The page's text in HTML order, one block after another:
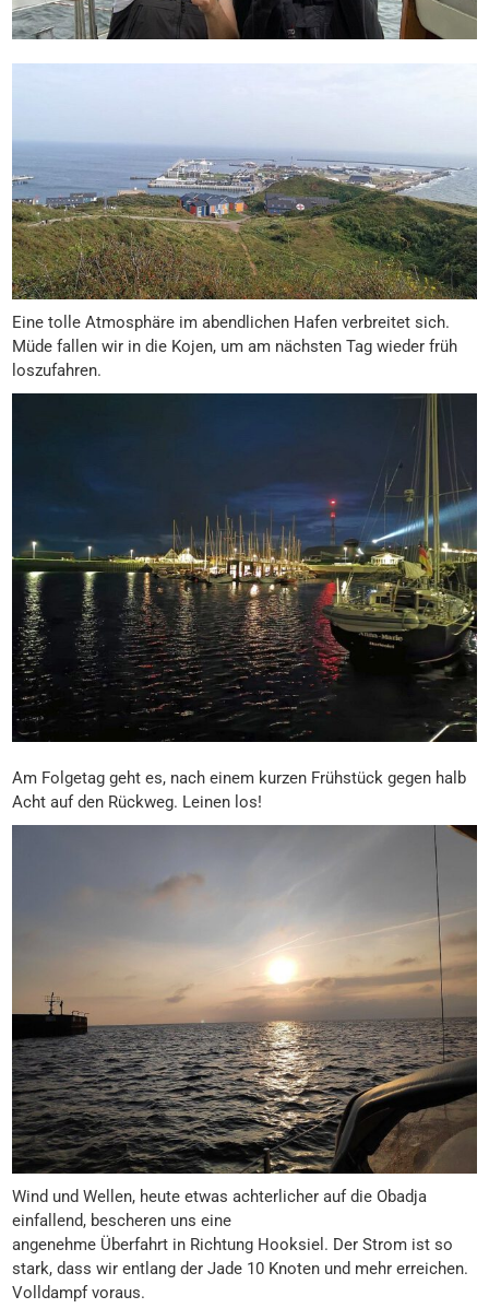
Eine tolle Atmosphäre im abendlichen Hafen verbreitet sich.
Müde fallen wir in die Kojen, um am nächsten Tag wieder früh
loszufahren.
Am Folgetag geht es, nach einem kurzen Frühstück gegen halb
Acht auf den Rückweg. Leinen los!
Wind und Wellen, heute etwas achterlicher auf die Obadja
einfallend, bescheren uns eine
angenehme Überfahrt in Richtung Hooksiel. Der Strom ist so
stark, dass wir entlang der Jade 10 Knoten und mehr erreichen.
Volldampf voraus.